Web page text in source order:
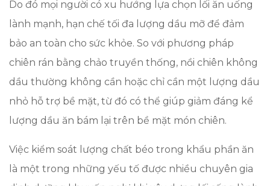
Do đó mọi người có xu hướng lựa chọn lối ăn uống
lành mạnh, hạn chế tối đa lượng dầu mỡ để đảm
bảo an toàn cho sức khỏe. So với phương pháp
chiên rán bằng chảo truyền thống, nồi chiên không
dầu thường không cần hoặc chỉ cần một lượng dầu
nhỏ hỗ trợ bề mặt, từ đó có thể giúp giảm đáng kể
lượng dầu ăn bám lại trên bề mặt món chiên.
Việc kiểm soát lượng chất béo trong khẩu phần ăn
là một trong những yếu tố được nhiều chuyên gia